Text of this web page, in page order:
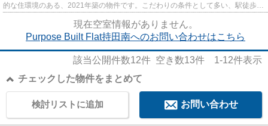
的な住環境のある、2021年築の物件です。こだわりの条件として多い、駅徒歩7
現在空室情報がありません。
Purpose Built Flat持田南へのお問い合わせはこちら
該当公開件数12件 空き数13件 1-12件表示
チェックした物件をまとめて
お問い合わせ
検討リストに追加